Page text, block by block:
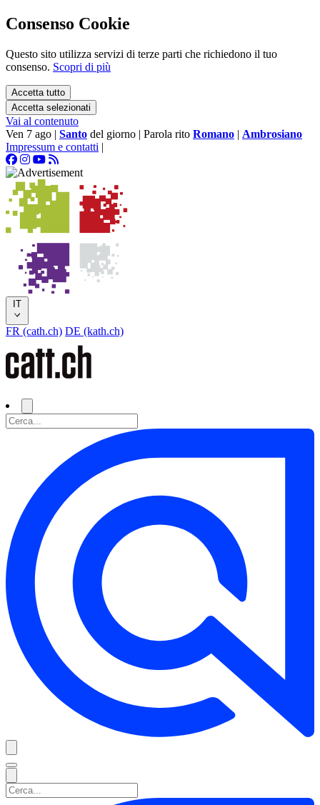
Consenso Cookie
Questo sito utilizza servizi di terze parti che richiedono il tuo
consenso. Scopri di più
Accetta tutto
Accetta selezionati
Vai al contenuto
Ven 7 ago | Santo del giorno | Parola rito Romano | Ambrosiano
Impressum e contatti |
IT
FR (cath.ch) DE (kath.ch)